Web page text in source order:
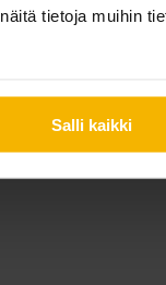
tietoja muihin
Salli kaikki